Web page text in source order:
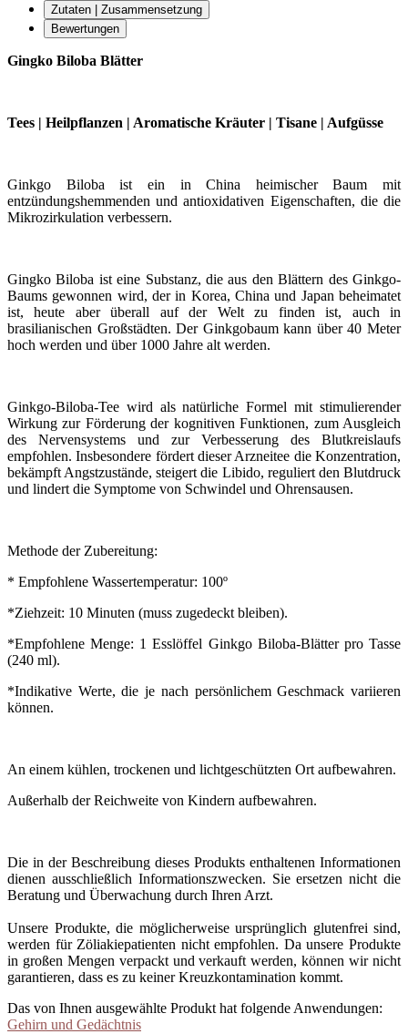
Zutaten | Zusammensetzung
Bewertungen
Gingko Biloba Blätter
Tees | Heilpflanzen | Aromatische Kräuter | Tisane | Aufgüsse
Ginkgo Biloba ist ein in China heimischer Baum mit
entzündungshemmenden und antioxidativen Eigenschaften, die die
Mikrozirkulation verbessern.
Gingko Biloba ist eine Substanz, die aus den Blättern des Ginkgo-
Baums gewonnen wird, der in Korea, China und Japan beheimatet
ist, heute aber überall auf der Welt zu finden ist, auch in
brasilianischen Großstädten. Der Ginkgobaum kann über 40 Meter
hoch werden und über 1000 Jahre alt werden.
Ginkgo-Biloba-Tee wird als natürliche Formel mit stimulierender
Wirkung zur Förderung der kognitiven Funktionen, zum Ausgleich
des Nervensystems und zur Verbesserung des Blutkreislaufs
empfohlen. Insbesondere fördert dieser Arzneitee die Konzentration,
bekämpft Angstzustände, steigert die Libido, reguliert den Blutdruck
und lindert die Symptome von Schwindel und Ohrensausen.
Methode der Zubereitung:
* Empfohlene Wassertemperatur: 100º
*Ziehzeit: 10 Minuten (muss zugedeckt bleiben).
*Empfohlene Menge: 1 Esslöffel Ginkgo Biloba-Blätter pro Tasse
(240 ml).
*Indikative Werte, die je nach persönlichem Geschmack variieren
können.
An einem kühlen, trockenen und lichtgeschützten Ort aufbewahren.
Außerhalb der Reichweite von Kindern aufbewahren.
Die in der Beschreibung dieses Produkts enthaltenen Informationen
dienen ausschließlich Informationszwecken. Sie ersetzen nicht die
Beratung und Überwachung durch Ihren Arzt.
Unsere Produkte, die möglicherweise ursprünglich glutenfrei sind,
werden für Zöliakiepatienten nicht empfohlen. Da unsere Produkte
in großen Mengen verpackt und verkauft werden, können wir nicht
garantieren, dass es zu keiner Kreuzkontamination kommt.
Das von Ihnen ausgewählte Produkt hat folgende Anwendungen:
Gehirn und Gedächtnis